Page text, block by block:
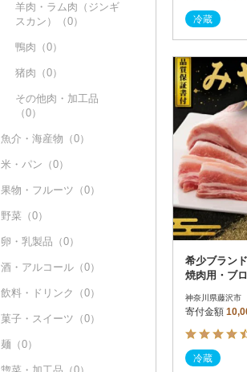
ソーセージ・ウインナ
ー（0）
ベーコン・サラミ
（1）
羊肉・ラム肉（ジンギ
スカン）（0）
鴨肉（0）
猪肉（0）
その他肉・加工品
（0）
魚介・海産物（0）
米・パン（0）
果物・フルーツ（0）
野菜（0）
卵・乳製品（0）
酒・アルコール（0）
飲料・ドリンク（0）
菓子・スイーツ（0）
麺（0）
冷蔵
希少ブラン
焼肉用・ブ
神奈川県藤沢市
寄付金額
冷蔵